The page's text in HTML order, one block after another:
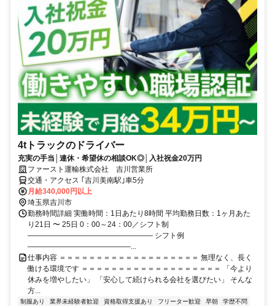
4tトラックのドライバー
充実の手当│連休・希望休の相談OK◎│入社祝金20万円
ファースト運輸株式会社 吉川営業所
交通・アクセス ｢吉川美南駅｣車5分
月給340,000円以上
埼玉県吉川市
勤務時間詳細 実働時間：1日あたり8時間 平均勤務日数：1ヶ月あた
り21日 〜 25日 0：00～24：00／シフト制
――――――――――――――――― シフト例
――――――――――――――...
仕事内容 ＝＝＝＝＝＝＝＝＝＝＝＝＝＝＝＝＝＝＝ 無理なく、長く
働ける環境です ＝＝＝＝＝＝＝＝＝＝＝＝＝＝＝＝＝＝＝ 「今より
休みを増やしたい」 「安心して続けられる会社を選びたい」 そんな
方...
制服あり 業界未経験者歓迎 資格取得支援あり フリーター歓迎 早朝
学歴不問